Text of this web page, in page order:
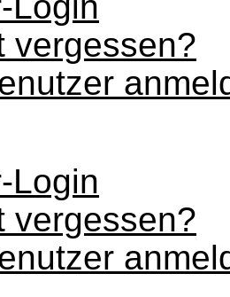
vergessen?
Login
vergessen?